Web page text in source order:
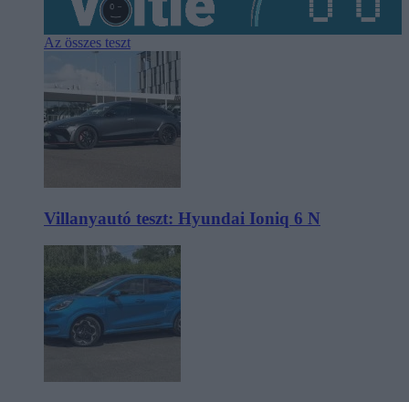
Az összes teszt
Villanyautó teszt: Hyundai Ioniq 6 N